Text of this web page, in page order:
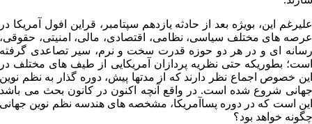
علیرغم این، بویژه بعد از حادثه یازدهم سپتامبر، قراین افول آمریکا در
عرصه های مختلف سیاسی، نظامی، اقتصادی، مالی، امنیتی، حقوقی،
رسانه ای و در هر دو حوزه قدرت سخت و نرم، سیر تصاعدی گرفته
است؛ بطوریکه حتی نظریه پردازان آمریکایی از طیف های مختلف در
این خصوص اجماع نظر دارند که از مدتها پیش، دوره گذار به نظم نوین
جهانی شروع شده است. در واقع آنچه اکنون در کانون بحث می باشد
این است که در دوره پساآمریکا، مشخصه های هندسه نظم نوین جهانی
چگونه خواهد بود؟